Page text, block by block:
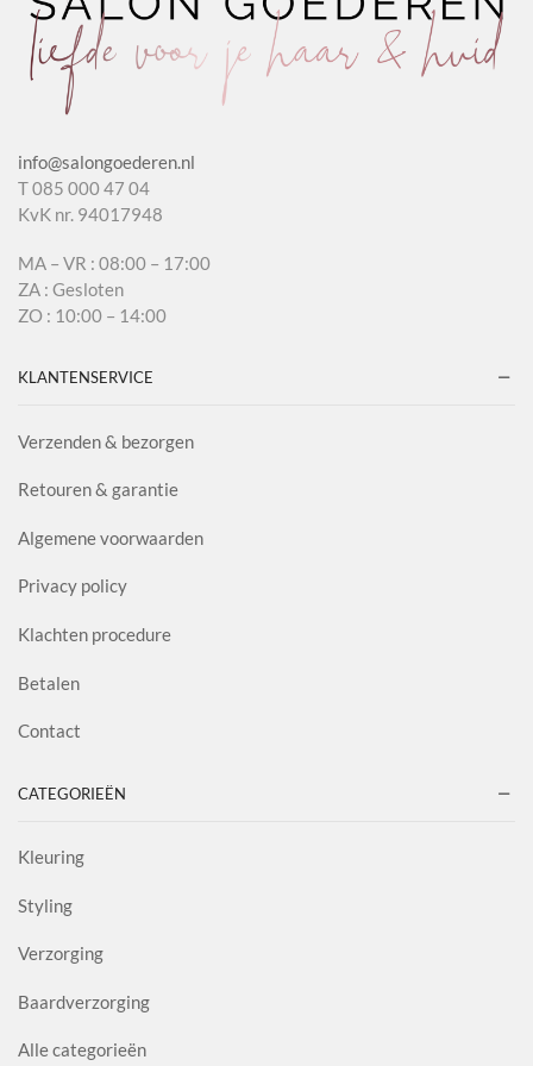
info@salongoederen.nl
T 085 000 47 04
KvK nr. 94017948
MA – VR : 08:00 – 17:00
ZA : Gesloten
ZO : 10:00 – 14:00
KLANTENSERVICE
Verzenden & bezorgen
Retouren & garantie
Algemene voorwaarden
Privacy policy
Klachten procedure
Betalen
Contact
CATEGORIEËN
Kleuring
Styling
Verzorging
Baardverzorging
Alle categorieën